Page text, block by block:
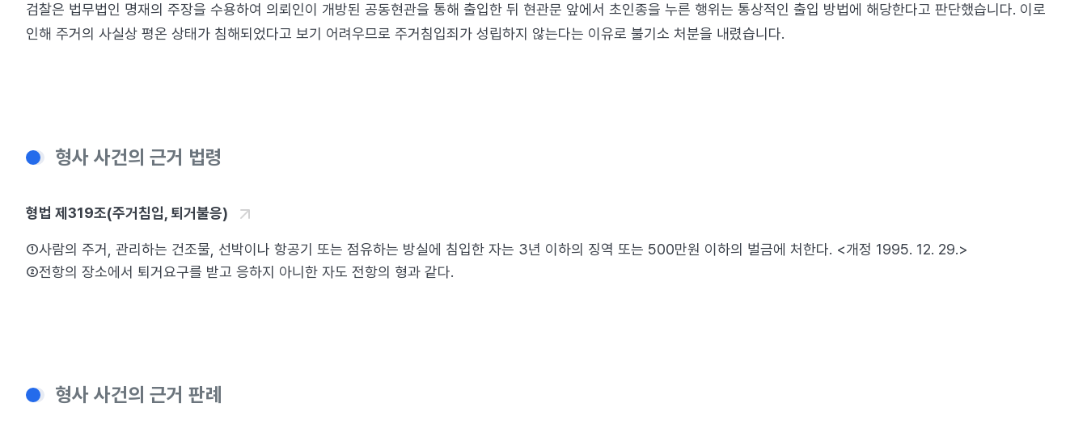
검찰은 법무법인 명재의 주장을 수용하여 의뢰인이 개방된 공동현관을 통해 출입한 뒤 현관문 앞에서 초인종을 누른 행위는 통상적인 출입 방법에 해당한다고 판단했습니다. 이로
인해 주거의 사실상 평온 상태가 침해되었다고 보기 어려우므로 주거침입죄가 성립하지 않는다는 이유로 불기소 처분을 내렸습니다.
형사 사건의 근거 법령
형법 제319조(주거침입, 퇴거불응)
①사람의 주거, 관리하는 건조물, 선박이나 항공기 또는 점유하는 방실에 침입한 자는 3년 이하의 징역 또는 500만원 이하의 벌금에 처한다. <개정 1995. 12. 29.>
②전항의 장소에서 퇴거요구를 받고 응하지 아니한 자도 전항의 형과 같다.
형사 사건의 근거 판례